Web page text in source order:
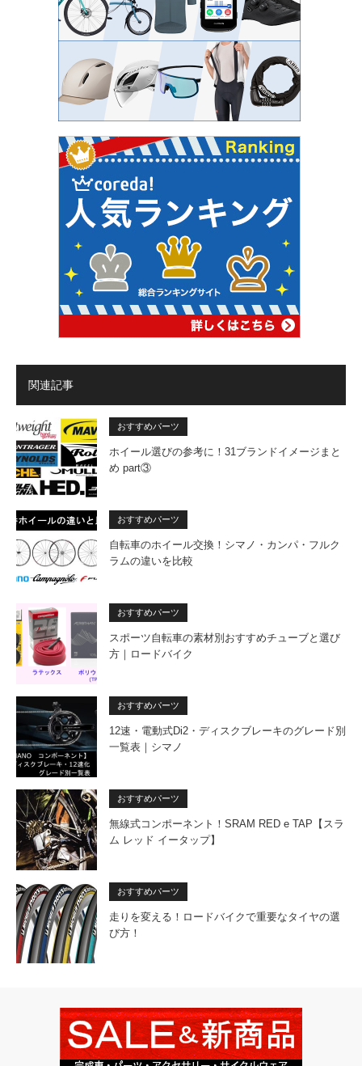
関連記事
おすすめパーツ
ホイール選びの参考に！31ブランドイメージまと
め part③
おすすめパーツ
自転車のホイール交換！シマノ・カンパ・フルク
ラムの違いを比較
おすすめパーツ
スポーツ自転車の素材別おすすめチューブと選び
方｜ロードバイク
おすすめパーツ
12速・電動式Di2・ディスクブレーキのグレード別
一覧表｜シマノ
おすすめパーツ
無線式コンポーネント！SRAM RED e TAP【スラ
ム レッド イータップ】
おすすめパーツ
走りを変える！ロードバイクで重要なタイヤの選
び方！